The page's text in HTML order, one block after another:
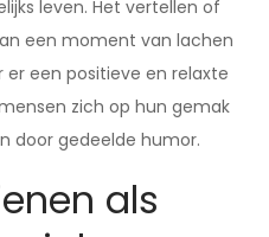
leven. Het vertellen of
een moment van lachen
er een positieve en relaxte
zich op hun gemak
door gedeelde humor.
als